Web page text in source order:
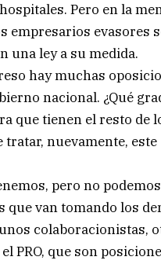
Pero en la
empresarios evasores
una ley a su medida.
hay muchas
nacional. ¿Qué
que tienen el resto de
tratar, nuevamente, este
pero no
que van tomando los
colaboracionistas,
PRO, que son